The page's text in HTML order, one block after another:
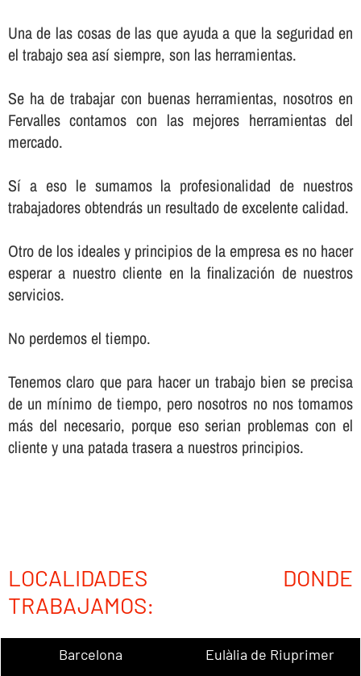
Una de las cosas de las que ayuda a que la seguridad en
el trabajo sea así­ siempre, son las herramientas.
Se ha de trabajar con buenas herramientas, nosotros en
Fervalles contamos con las mejores herramientas del
mercado.
Sí­ a eso le sumamos la profesionalidad de nuestros
trabajadores obtendrás un resultado de excelente calidad.
Otro de los ideales y principios de la empresa es no hacer
esperar a nuestro cliente en la finalización de nuestros
servicios.
No perdemos el tiempo.
Tenemos claro que para hacer un trabajo bien se precisa
de un mí­nimo de tiempo, pero nosotros no nos tomamos
más del necesario, porque eso serian problemas con el
cliente y una patada trasera a nuestros principios.
LOCALIDADES DONDE
TRABAJAMOS:
Barcelona
Eulàlia de Riuprimer